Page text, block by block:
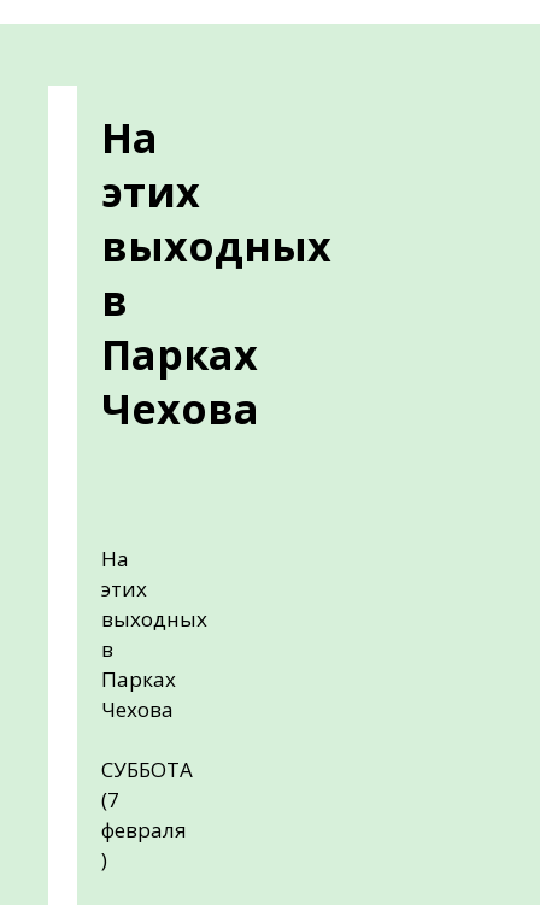
На
этих
выходных
в
Парках
Чехова
На
этих
выходных
в
Парках
Чехова
СУББОТА
(7
февраля
)